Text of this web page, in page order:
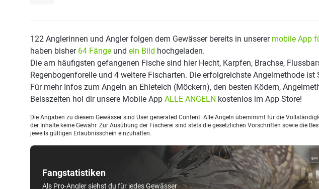
Fangstatistiken
Als Pro-Angler siehst du für jedes Gewässer
122 Anglerinnen und Angler folgen dem Gewässer bereits in unserer mobile App
haben bisher 64 Fänge und ein Bild hochgeladen.
Die am häufigsten gefangenen Fische sind hier Hecht, Karpfen, Brachse,
Regenbogenforelle und 4 weitere Fischarten. Die erfolgreichste Angelmethode ist
Für mehr Infos zum Angeln an Ehleteich (Möckern), den besten Ködern,
Beisszeiten hol dir unsere Mobile App ALLE ANGELN kostenlos im App Store!
Die Angaben zu diesem Gewässer sind User generated Content. Alle Angeln übernimmt für die
der Inhalte keine Gewähr. Zur Ausübung der Fischerei sind stets die gesetzlichen Vorschriften sowie die
jeweils gültigen Erlaubnisschein einzuhalten.